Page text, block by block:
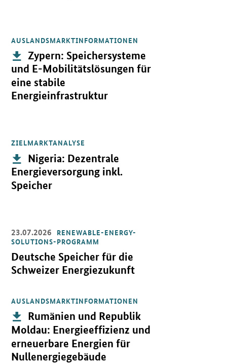
AUSLANDSMARKTINFORMATIONEN
Publikation:
Zypern: Speichersysteme
und E-Mobilitätslösungen für
eine stabile
Energieinfrastruktur
Öffnet PDF "Zypern: Speichersysteme und E-
ZIELMARKTANALYSE
Publikation:
Nigeria: Dezentrale
Energieversorgung inkl.
Speicher
Öffnet PDF "Nigeria: Dezentrale Energieversorgung inkl.
23.07.2026 RENEWABLE-ENERGY-
SOLUTIONS-PROGRAMM
Deutsche Speicher für die
Schweizer Energiezukunft
Öffnet Einzelsicht
AUSLANDSMARKTINFORMATIONEN
Publikation:
Rumänien und Republik
Moldau: Energieeffizienz und
erneuerbare Energien für
Nullenergiegebäude
Öffnet PDF "Rumänien und Republik Moldau: Energieeffizienz